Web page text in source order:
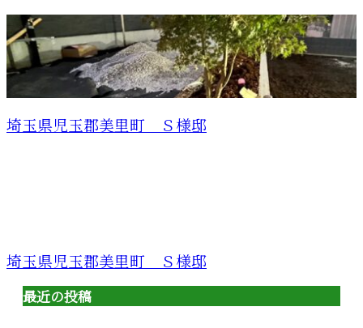
埼玉県児玉郡美里町 Ｓ様邸
埼玉県児玉郡美里町 Ｓ様邸
最近の投稿